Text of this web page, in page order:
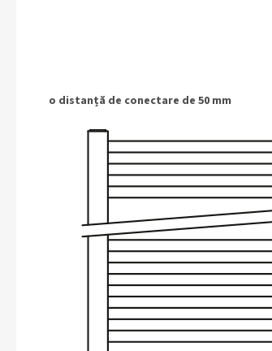
o distanță de conectare de 50 mm